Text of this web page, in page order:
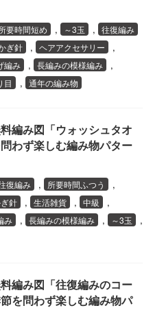
要時間短め , ～3玉 , 往復編み
ぎ針 , ヘアアクセサリー ,
編み , 長編みの模様編み ,
目 , 通年の編み物
編み図「ウォッシュタオ
わず楽しむ編み物パター
復編み , 所要時間ふつう ,
針 , 生活雑貨 , 中級 ,
み , 長編みの模様編み , ～3玉 ,
編み図「往復編みのコー
を問わず楽しむ編み物パ